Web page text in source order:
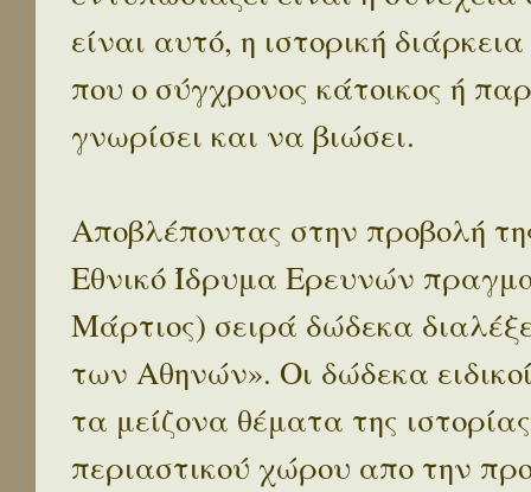
είναι αυτό, η ιστορική
που ο σύγχρονος κάτοικος ή
γνωρίσει και να βιώσει.
Αποβλέποντας στην προβολή
Εθνικό Ίδρυμα Ερευνών
Μάρτιος) σειρά δώδεκα
των Αθηνών». Οι δώδεκα
τα μείζονα θέματα της
περιαστικού χώρου απο την